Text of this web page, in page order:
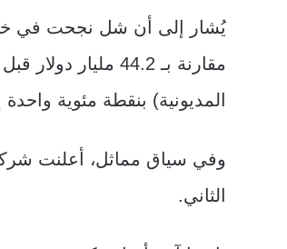
مقارنة بـ 44.2
المديونية) بنقطة مئوية واحدة إلى 17
الثاني.